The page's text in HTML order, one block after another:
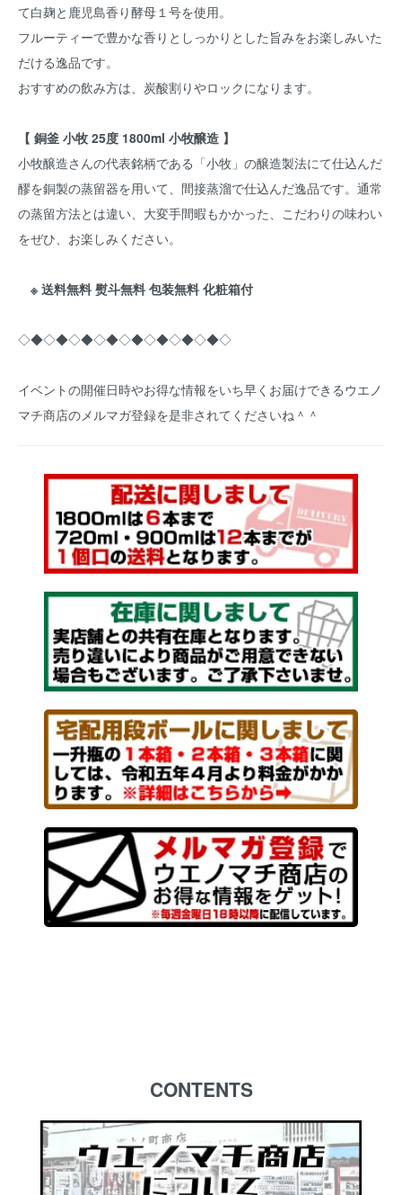
て白麹と鹿児島香り酵母１号を使用。
フルーティーで豊かな香りとしっかりとした旨みをお楽しみいた
だける逸品です。
おすすめの飲み方は、炭酸割りやロックになります。
【 銅釜 小牧 25度 1800ml 小牧醸造 】
小牧醸造さんの代表銘柄である「小牧」の醸造製法にて仕込んだ
醪を銅製の蒸留器を用いて、間接蒸溜で仕込んだ逸品です。通常
の蒸留方法とは違い、大変手間暇もかかった、こだわりの味わい
をぜひ、お楽しみください。
※ 送料無料 熨斗無料 包装無料 化粧箱付
◇◆◇◆◇◆◇◆◇◆◇◆◇◆◇◆◇
イベントの開催日時やお得な情報をいち早くお届けできるウエノ
マチ商店のメルマガ登録を是非されてくださいね＾＾
CONTENTS